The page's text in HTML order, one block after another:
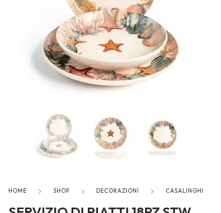
Millions of people around the
world visit Envato to buy and
sell creative assets, use smart
design templates, learn
creative skills or even hire
freelancers. With an industry-
leading marketplace paired
with an unlimited subscription
faster.
HOME SHOP DECORAZIONI CASALINGHI